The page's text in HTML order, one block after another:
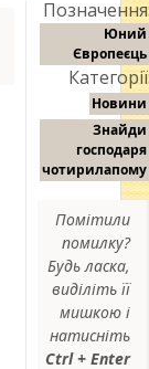
Юний
Європеєць
Новини
Знайди
господаря
чотирилапому
Помітили
помилку?
Будь ласка,
виділіть її
мишкою і
натисніть
Ctrl + Enter